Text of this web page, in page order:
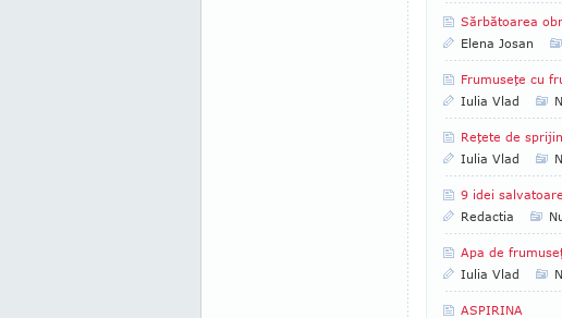
Sărbătoarea
Elena Josan
Frumuseţe cu
Iulia Vlad
Reţete de
Iulia Vlad
9 idei
Redactia
Apa de
Iulia Vlad
ASPIRINA